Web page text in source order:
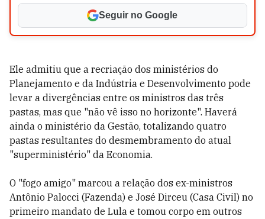
Seguir no Google
Ele admitiu que a recriação dos ministérios do
Planejamento e da Indústria e Desenvolvimento pode
levar a divergências entre os ministros das três
pastas, mas que "não vê isso no horizonte". Haverá
ainda o ministério da Gestão, totalizando quatro
pastas resultantes do desmembramento do atual
"superministério" da Economia.
O "fogo amigo" marcou a relação dos ex-ministros
Antônio Palocci (Fazenda) e José Dirceu (Casa Civil) no
primeiro mandato de Lula e tomou corpo em outros